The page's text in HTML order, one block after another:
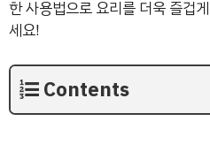
한 사용법으로 요리를 더욱 즐겁
세요!
Contents